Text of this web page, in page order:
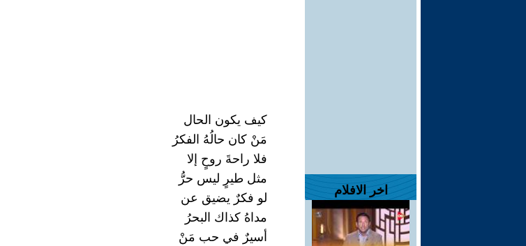
اخر الافلام
كيف يكون الحال
مَنْ كان حالُهُ الفكرُ
فلا راحةَ روحٍ إلا
مثل طيرٍ ليس حرُّ
لو فكرٌ يضيق عن
مداهُ كذاك البحرُ
أسيرٌ في حب مَنْ